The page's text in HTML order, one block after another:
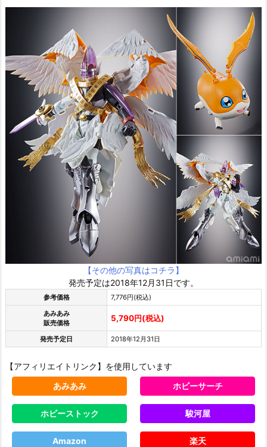
【その他の写真はコチラ】
発売予定は2018年12月31日です。
参考価格
7,776円(税込)
あみあみ
販売価格
5,790円(税込)
発売予定日 2018年12月31日
【アフィリエイトリンク】を使用しています
あみあみ
ホビーサーチ
ホビーストック 駿河屋
Amazon 楽天